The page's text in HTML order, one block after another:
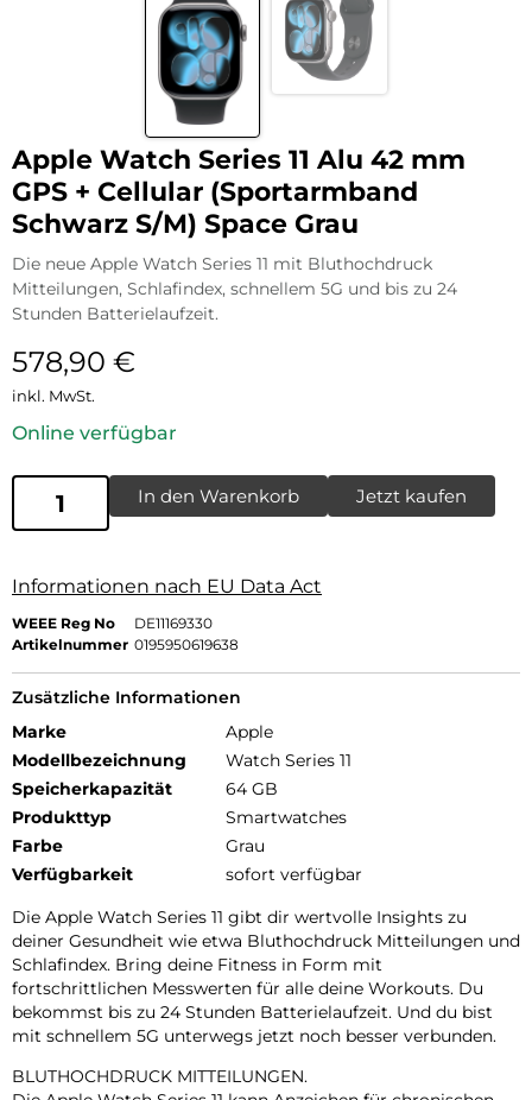
Apple Watch Series 11 Alu 42 mm
GPS + Cellular (Sportarmband
Schwarz S/M) Space Grau
Die neue Apple Watch Series 11 mit Bluthochdruck
Mitteilungen, Schlafindex, schnellem 5G und bis zu 24
Stunden Batterielaufzeit.
578,90 €
inkl. MwSt.
Online verfügbar
In den Warenkorb Jetzt kaufen
Informationen nach EU Data Act
WEEE Reg No
DE11169330
Artikelnummer 0195950619638
Zusätzliche Informationen
Marke
Apple
Modellbezeichnung
Watch Series 11
Speicherkapazität
64 GB
Produkttyp
Smartwatches
Farbe
Grau
Verfügbarkeit
sofort verfügbar
Die Apple Watch Series 11 gibt dir wertvolle Insights zu
deiner Gesundheit wie etwa Bluthochdruck Mitteilungen und
Schlafindex. Bring deine Fitness in Form mit
fortschrittlichen Messwerten für alle deine Workouts. Du
bekommst bis zu 24 Stunden Batterielaufzeit. Und du bist
mit schnellem 5G unterwegs jetzt noch besser verbunden.
BLUTHOCHDRUCK MITTEILUNGEN.